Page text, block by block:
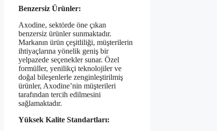
Benzersiz Ürünler:
Axodine, sektörde öne çıkan
benzersiz ürünler sunmaktadır.
Markanın ürün çeşitliliği, müşterilerin
ihtiyaçlarına yönelik geniş bir
yelpazede seçenekler sunar. Özel
formüller, yenilikçi teknolojiler ve
doğal bileşenlerle zenginleştirilmiş
ürünler, Axodine’nin müşterileri
tarafından tercih edilmesini
sağlamaktadır.
Yüksek Kalite Standartları: